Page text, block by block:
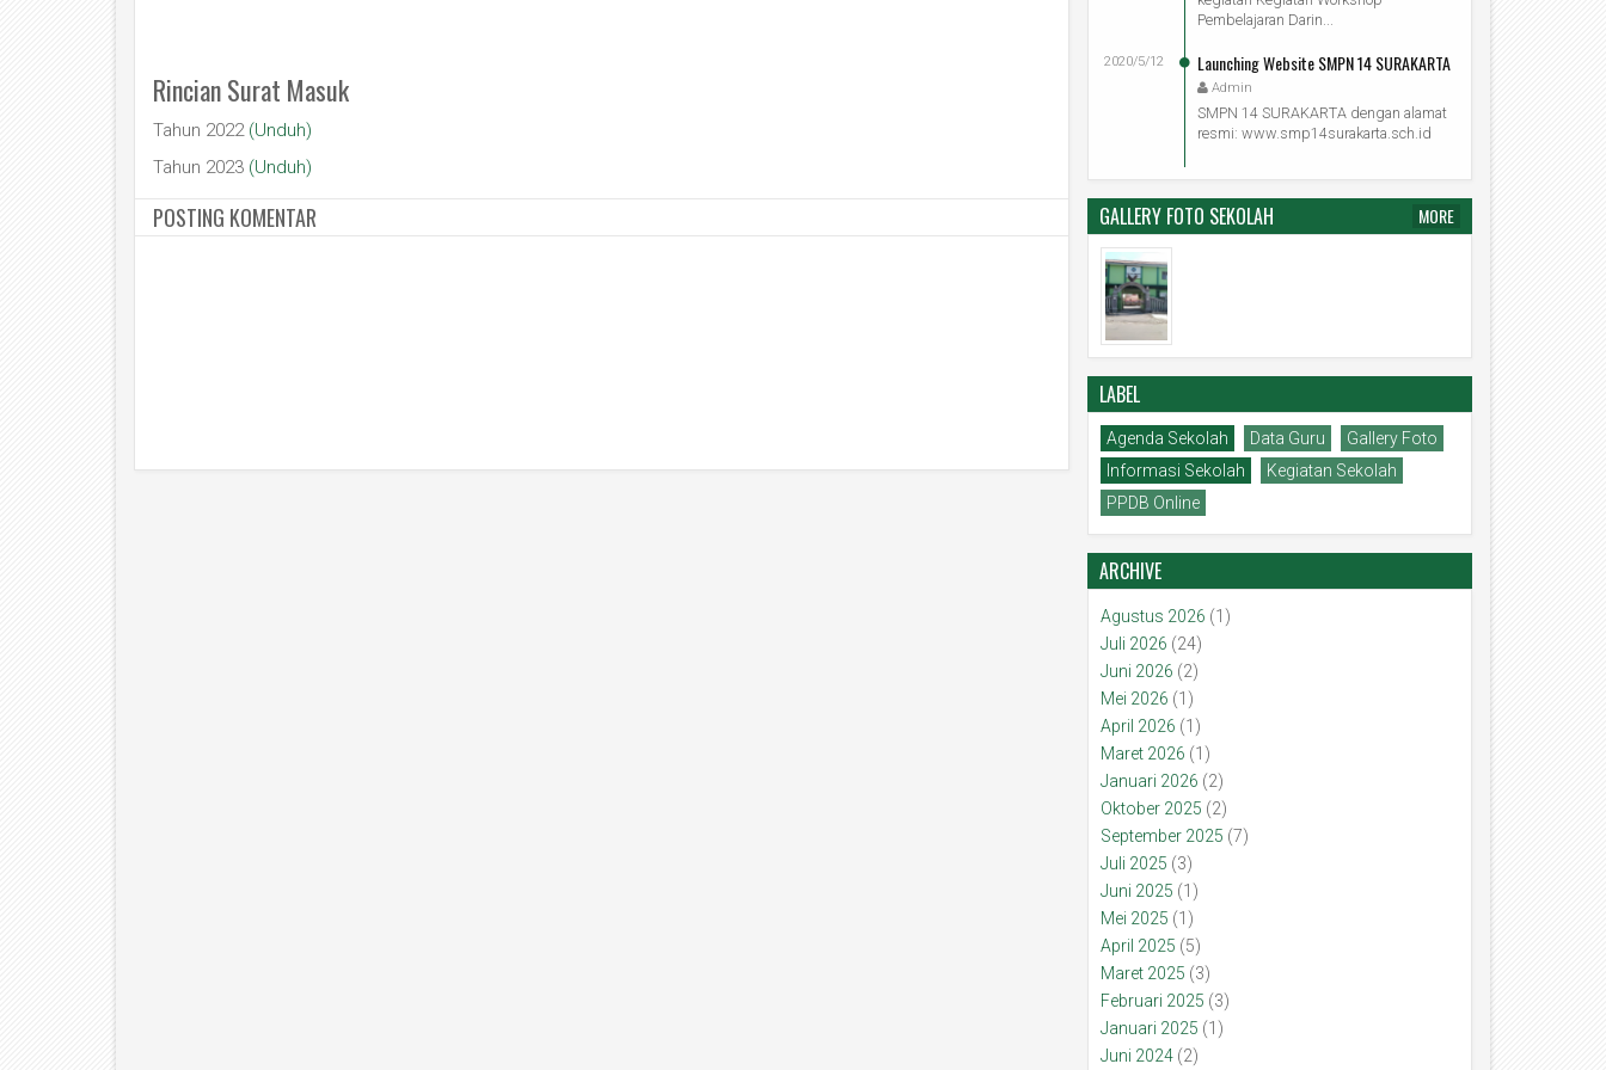
Rincian Surat Masuk
Tahun 2022 (Unduh)
Tahun 2023 (Unduh)
POSTING KOMENTAR
Pembelajaran Darin...
Launching Website SMPN 14 SURAKARTA
Admin
2020/5/12
SMPN 14 SURAKARTA dengan alamat
resmi: www.smp14surakarta.sch.id
GALLERY FOTO SEKOLAH MORE
LABEL
Agenda Sekolah Data Guru
Gallery Foto
Informasi Sekolah
Kegiatan Sekolah
PPDB Online
ARCHIVE
Agustus 2026 (1)
Juli 2026 (24)
Juni 2026 (2)
Mei 2026 (1)
April 2026 (1)
Maret 2026 (1)
Januari 2026 (2)
Oktober 2025 (2)
September 2025 (7)
Juli 2025 (3)
Juni 2025 (1)
Mei 2025 (1)
April 2025 (5)
Maret 2025 (3)
Februari 2025 (3)
Januari 2025 (1)
Juni 2024 (2)